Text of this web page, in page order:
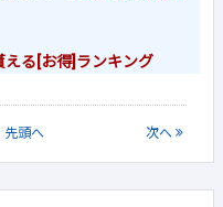
える[お得]ランキング
先頭へ 次へ